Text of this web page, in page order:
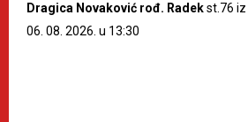
Dragica Novaković rođ. Radekst.76
06. 08. 2026. u 13:30